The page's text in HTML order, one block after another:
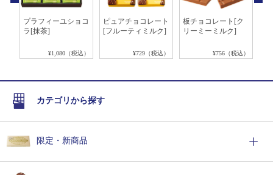
プラフィーユショコ
ラ[抹茶]
¥1,080（税込）
ピュアチョコレート
[フルーティミルク]
¥729（税込）
板チョコレート[ク
リーミーミルク]
¥756（税込）
カテゴリから探す
限定・新商品